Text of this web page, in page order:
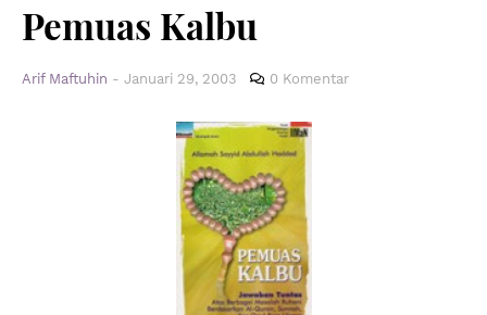
Pemuas Kalbu
Arif Maftuhin - Januari 29, 2003 0 Komentar